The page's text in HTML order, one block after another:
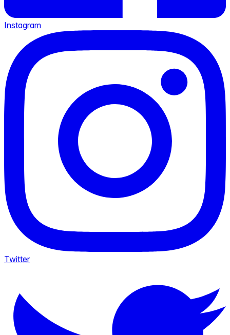
Instagram
Twitter